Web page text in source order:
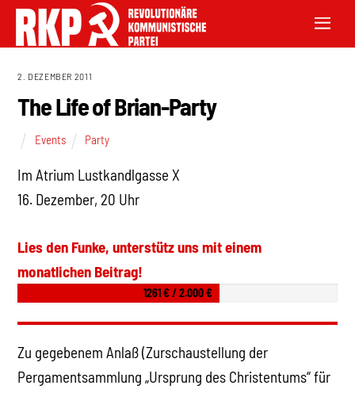
2. DEZEMBER 2011
The Life of Brian-Party
Events Party
Im Atrium Lustkandlgasse X
16. Dezember, 20 Uhr
Lies den Funke, unterstütz uns mit einem
monatlichen Beitrag!
1261 € / 2.000 €
Zu gegebenem Anlaß (Zurschaustellung der
Pergamentsammlung „Ursprung des Christentums“ für